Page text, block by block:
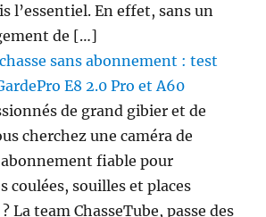
l’essentiel. En effet, sans un
de […]
sans abonnement : test
E8 2.0 Pro et A60
de grand gibier et de
cherchez une caméra de
abonnement fiable pour
coulées, souilles et places
La team ChasseTube, passe des